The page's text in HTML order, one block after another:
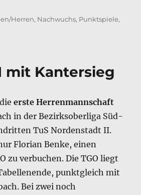
Herren, Nachwuchs, Punktspiele,
mit Kantersieg
erste Herrenmannschaft
in der Bezirksoberliga Süd-
TuS Nordenstadt II.
Florian Benke, einen
zu verbuchen. Die TGO liegt
punktgleich mit
Bei zwei noch